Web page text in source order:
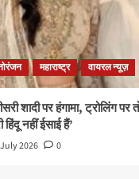
महाराष्ट्र वायरल न्यूज़
शादी पर हंगामा, ट्रोलिंग पर
नहीं ईसाई हैं’
2026 0